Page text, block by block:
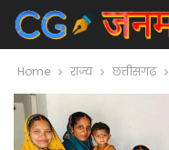
Home राज्य छत्तीसगढ़